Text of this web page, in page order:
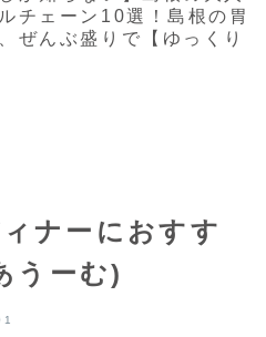
チェーン10選！島根の胃
ぜんぶ盛りで【ゆっくり
ナーにおすす
うーむ)